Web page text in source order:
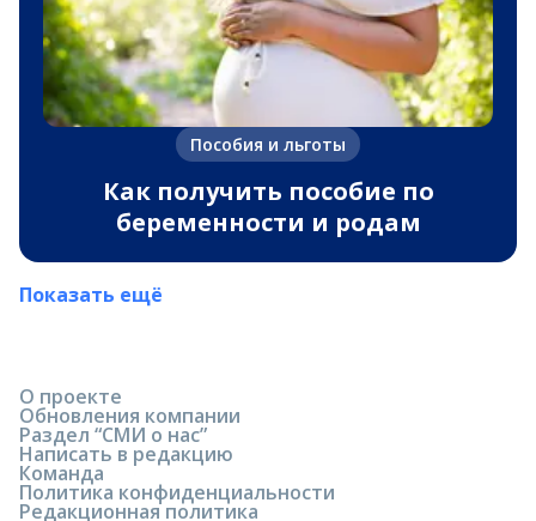
Пособия и льготы
Как получить пособие по
беременности и родам
Показать ещё
О проекте
Обновления компании
Раздел “СМИ о нас”
Написать в редакцию
Команда
Политика конфиденциальности
Редакционная политика